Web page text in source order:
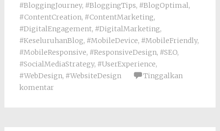
#BloggingJourney, #BloggingTips, #BlogOptimal,
#ContentCreation, #ContentMarketing,
#DigitalEngagement, #DigitalMarketing,
#KeseluruhanBlog, #MobileDevice, #MobileFriendly,
#MobileResponsive, #ResponsiveDesign, #SEO,
#SocialMediaStrategy, #UserExperience,
#WebDesign, #WebsiteDesign
Tinggalkan
komentar